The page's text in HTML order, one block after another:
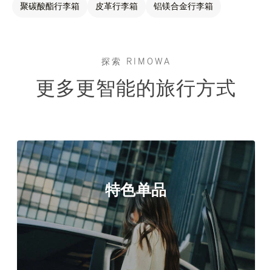
聚碳酸酯行李箱 皮革行李箱 铝镁合金行李箱
探索 RIMOWA
更多更智能的旅行方式
特色单品